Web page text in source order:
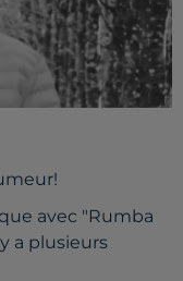
avec "Rumba
a plusieurs